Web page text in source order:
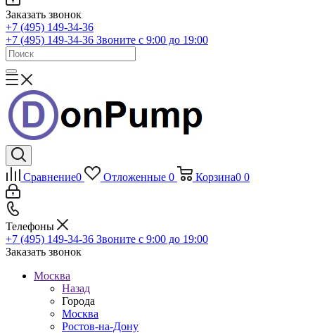
Заказать звонок
+7 (495) 149-34-36
+7 (495) 149-34-36 Звоните с 9:00 до 19:00
Сравнение0 Отложенные 0 Корзина0 0
Телефоны
+7 (495) 149-34-36 Звоните с 9:00 до 19:00
Заказать звонок
Москва
Назад
Города
Москва
Ростов-на-Дону